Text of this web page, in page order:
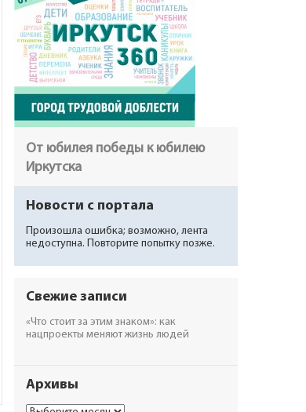
От юбилея победы к юбилею
Иркутска
Новости с портала
Произошла ошибка; возможно, лента
недоступна. Повторите попытку позже.
Свежие записи
«Что стоит за этим знаком»: как
нацпроекты меняют жизнь людей
Архивы